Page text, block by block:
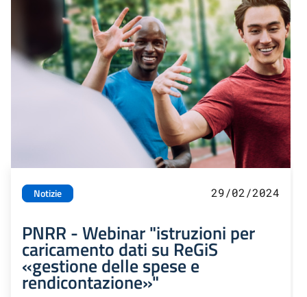
Notizie 29/02/2024
PNRR - Webinar "istruzioni per
caricamento dati su ReGiS
«gestione delle spese e
rendicontazione»"